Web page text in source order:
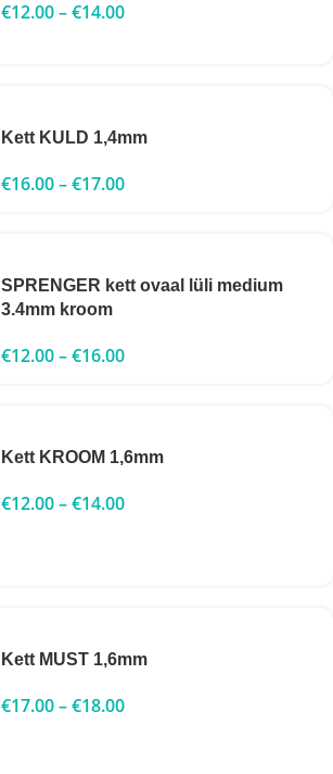
€12.00–€14.00
Kett KULD 1,4mm
€16.00–€17.00
SPRENGER kett ovaal lüli medium
3.4mm kroom
€12.00–€16.00
Kett KROOM 1,6mm
€12.00–€14.00
Kett MUST 1,6mm
€17.00–€18.00